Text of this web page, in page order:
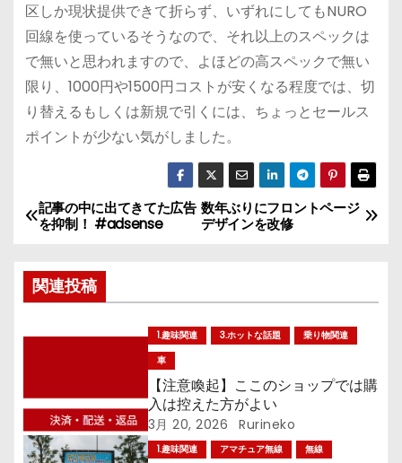
区しか現状提供できて折らず、いずれにしてもNURO
回線を使っているそうなので、それ以上のスペックは
で無いと思われますので、よほどの高スペックで無い
限り、1000円や1500円コストが安くなる程度では、切
り替えるもしくは新規で引くには、ちょっとセールス
ポイントが少ない気がしました。
投
ナ
ビ
ー
シ
数年ぶりにフロントページ
デザインを改修
記事の中に出てきてた広告
を抑制！ #adsense
関連投稿
1.趣味関連 3.ホットな話題
乗り物関連
車
【注意喚起】ここのショップでは購
入は控えた方がよい
3月 20, 2026 Rurineko
1.趣味関連 アマチュア無線 無線